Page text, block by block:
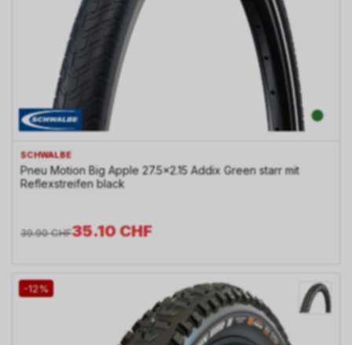
SCHWALBE
Pneu Motion Big Apple 27.5x2.15 Addix Green starr mit
Reflexstreifen black
35.10CHF
39.90 CHF
-12%